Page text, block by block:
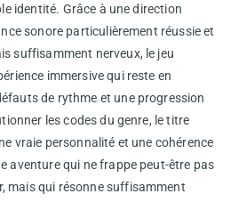
identité. Grâce à une direction
sonore particulièrement réussie et
suffisamment nerveux, le jeu
immersive qui reste en
de rythme et une progression
les codes du genre, le titre
vraie personnalité et une cohérence
aventure qui ne frappe peut-être pas
mais qui résonne suffisamment